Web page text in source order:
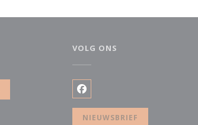
VOLG ONS
Facebook ((opent in een
NIEUWSBRIEF